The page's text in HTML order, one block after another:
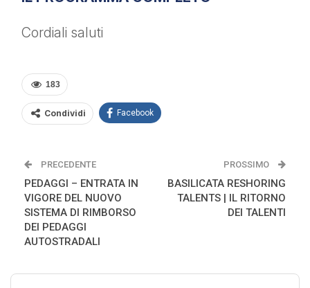
Cordiali saluti
183
Condividi Facebook
PRECEDENTE
PEDAGGI – ENTRATA IN
VIGORE DEL NUOVO
SISTEMA DI RIMBORSO
DEI PEDAGGI
AUTOSTRADALI
PROSSIMO
BASILICATA RESHORING
TALENTS | IL RITORNO
DEI TALENTI